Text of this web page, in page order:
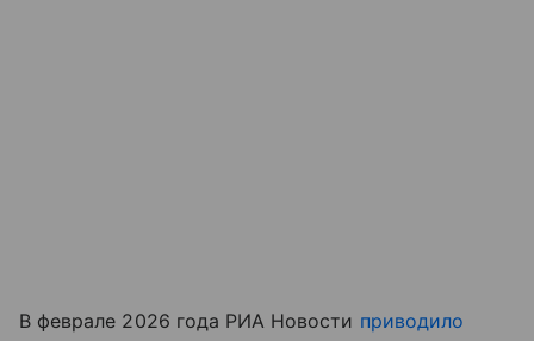
В феврале 2026 года РИА Новости приводило